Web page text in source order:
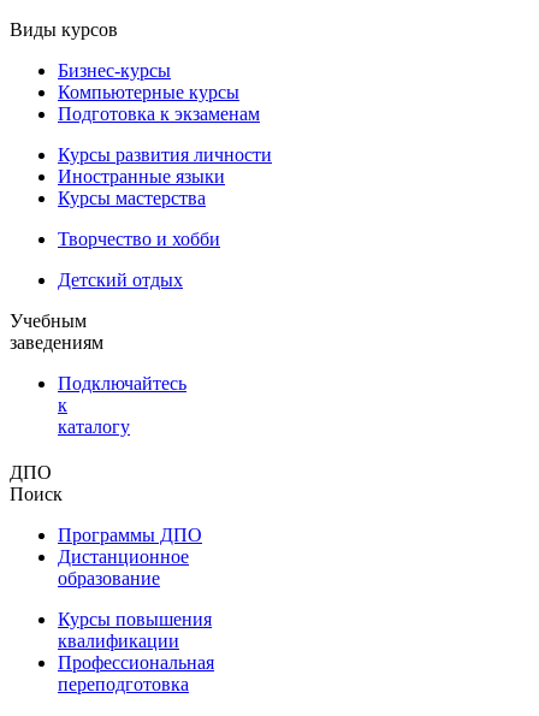
Виды курсов
Бизнес-курсы
Компьютерные курсы
Подготовка к экзаменам
Курсы развития личности
Иностранные языки
Курсы мастерства
Творчество и хобби
Детский отдых
Учебным
заведениям
Подключайтесь
к
каталогу
ДПО
Поиск
Программы ДПО
Дистанционное
образование
Курсы повышения
квалификации
Профессиональная
переподготовка